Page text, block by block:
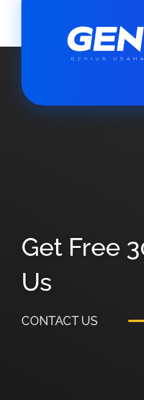
Get Free
Us
CONTACT US